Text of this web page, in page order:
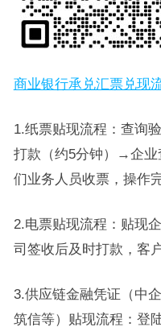
商业银行承兑汇票兑现
1.纸票贴现流程：查询
打款（约5分钟）→企
们业务人员收票，操作完
2.电票贴现流程：贴现
司签收后及时打款，客
3.供应链金融凭证（中
筑信等）贴现流程：登